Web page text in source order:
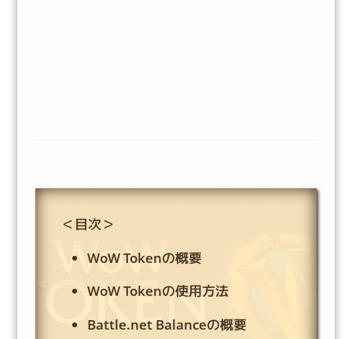
＜目次＞
WoW Tokenの概要
WoW Tokenの使用方法
Battle.net Balanceの概要